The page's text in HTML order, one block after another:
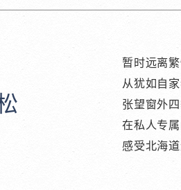
暂时远离
从犹如自
张望窗外
在私人专
感受北海